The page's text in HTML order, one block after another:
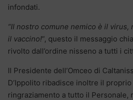
infondati.
“Il nostro comune nemico è il virus,
il vaccino!“, questo il messaggio
rivolto dall’ordine nisseno a tutti i
Il Presidente dell’Omceo di
D’Ippolito ribadisce inoltre il
ringraziamento a tutto il Personale,